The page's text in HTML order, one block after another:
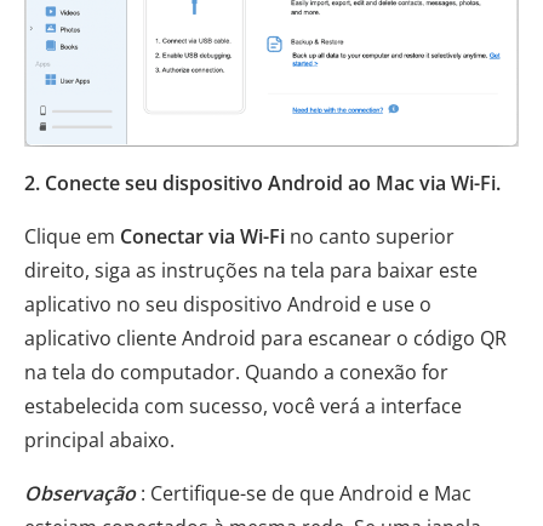
2. Conecte seu dispositivo Android ao Mac via Wi-Fi.
Clique em Conectar via Wi-Fi no canto superior
direito, siga as instruções na tela para baixar este
aplicativo no seu dispositivo Android e use o
aplicativo cliente Android para escanear o código QR
na tela do computador. Quando a conexão for
estabelecida com sucesso, você verá a interface
principal abaixo.
Observação: Certifique-se de que Android e Mac